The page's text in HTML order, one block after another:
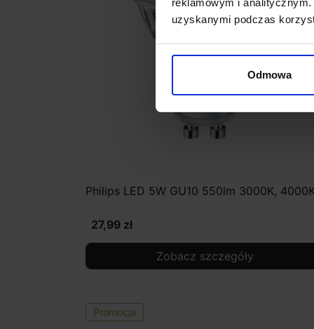
reklamowym i
uzyskanymi podczas
Odmowa
Philips LED 5W GU10 550lm 3000K,
27,99 zł
Zobacz szczegóły
Promocja